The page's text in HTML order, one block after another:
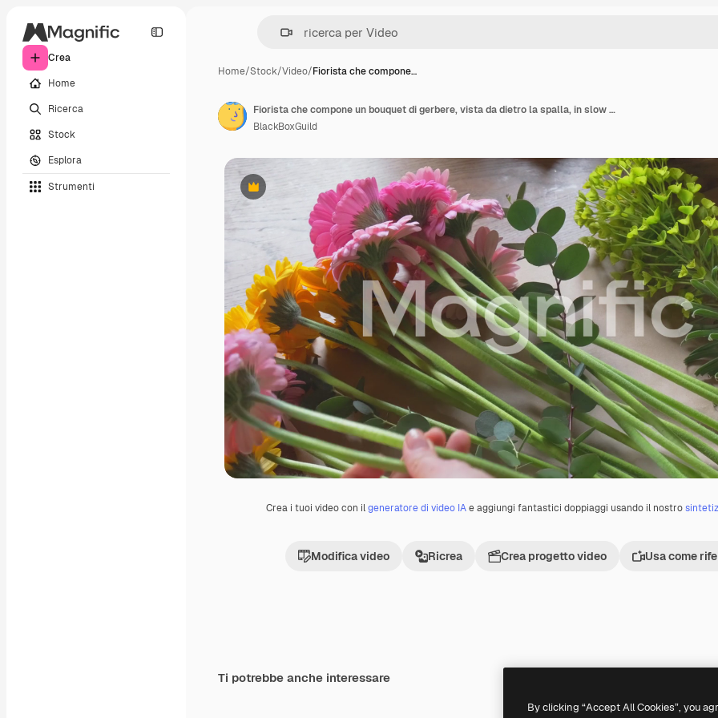
Crea
Home
Ricerca
Stock
Esplora
Strumenti
Home/Stock/Video/Fiorista che compone…
Premium
Crea i tuoi video con ilgeneratore di video IAe aggiungi fantastici doppiaggi usando il nostro
Modifica video Ricrea Crea progetto video Usa come
Fiorista che compone un bouquet di gerbere, vista da dietro la spalla, in slow motion 4K.
BlackBoxGuild
Ti potrebbe anche interessare
By clicking “Accept All Cookies”, you